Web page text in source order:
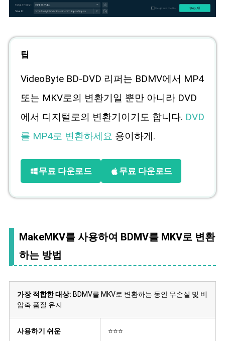
팁
VideoByte BD-DVD 리퍼는 BDMV에서 MP4
또는 MKV로의 변환기일 뿐만 아니라 DVD
에서 디지털로의 변환기이기도 합니다. DVD
를 MP4로 변환하세요 용이하게.
무료 다운로드 무료 다운로드
MakeMKV를 사용하여 BDMV를 MKV로 변환
하는 방법
가장 적합한 대상: BDMV를 MKV로 변환하는 동안 무손실 및 비
압축 품질 유지
사용하기 쉬운 ⭐⭐⭐